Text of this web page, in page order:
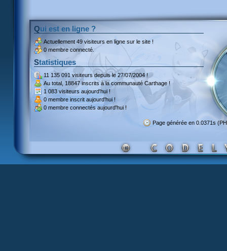
Qui est en ligne ?
Actuellement 49 visiteurs en ligne sur le site !
0 membre connecté.
Statistiques
11 135 091 visiteursdepuis le 27/07/2004 !
Au total, 18847 inscritsà la communauté Carthage !
1 083 visiteurs aujourd'hui !
0 membre inscrit aujourd'hui !
0 membre connectés aujourd'hui !
Page générée en 0.0371s